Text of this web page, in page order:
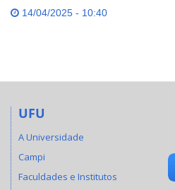
14/04/2025 - 10:40
UFU
A Universidade
Campi
Faculdades e Institutos